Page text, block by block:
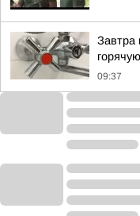
Завтра
09:37